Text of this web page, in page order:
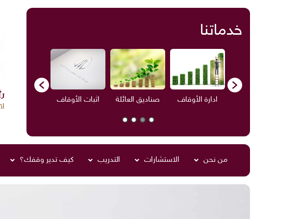
خدماتنا
ادارة الأوقاف صناديق العائلة اثبات الأوقاف الاستشارات
من نحن الاستشارات التدريب كيف تدير وقفك؟